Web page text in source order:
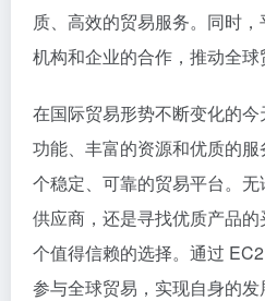
质、高效的贸易服务。同时
机构和企业的合作，推动全球
在国际贸易形势不断变化的
功能、丰富的资源和优质的
个稳定、可靠的贸易平台。
供应商，还是寻找优质产品
个值得信赖的选择。通过
参与全球贸易，实现自身的发